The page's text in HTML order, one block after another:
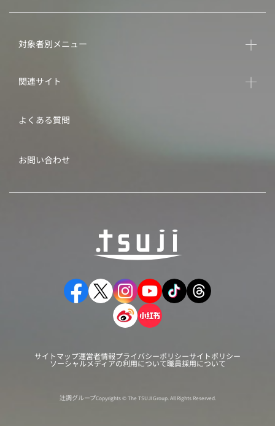
対象者別メニュー
関連サイト
よくある質問
お問い合わせ
サイトマップ運営者情報プライバシーポリシーサイトポリシー
ソーシャルメディアの利用について職員採用について
辻調グループCopyrights © The TSUJI Group. All Rights Reserved.